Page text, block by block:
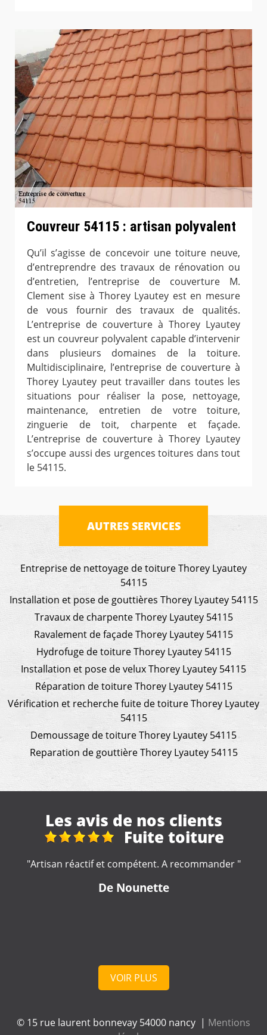
Couvreur 54115 : artisan polyvalent
Qu’il s’agisse de concevoir une toiture neuve,
d’entreprendre des travaux de rénovation ou
d’entretien, l’entreprise de couverture M.
Clement sise à Thorey Lyautey est en mesure
de vous fournir des travaux de qualités.
L’entreprise de couverture à Thorey Lyautey
est un couvreur polyvalent capable d’intervenir
dans plusieurs domaines de la toiture.
Multidisciplinaire, l’entreprise de couverture à
Thorey Lyautey peut travailler dans toutes les
situations pour réaliser la pose, nettoyage,
maintenance, entretien de votre toiture,
zinguerie de toit, charpente et façade.
L’entreprise de couverture à Thorey Lyautey
s’occupe aussi des urgences toitures dans tout
le 54115.
AUTRES SERVICES
Entreprise de nettoyage de toiture Thorey Lyautey
54115
Installation et pose de gouttières Thorey Lyautey 54115
Travaux de charpente Thorey Lyautey 54115
Ravalement de façade Thorey Lyautey 54115
Hydrofuge de toiture Thorey Lyautey 54115
Installation et pose de velux Thorey Lyautey 54115
Réparation de toiture Thorey Lyautey 54115
Vérification et recherche fuite de toiture Thorey Lyautey
54115
Demoussage de toiture Thorey Lyautey 54115
Reparation de gouttière Thorey Lyautey 54115
Les avis de nos clients
toiture
A recommander "
"Travail rapide et soigné
pas eu de devis avant
VOIR PLUS
© 15 rue laurent bonnevay 54000 nancy | Mentions